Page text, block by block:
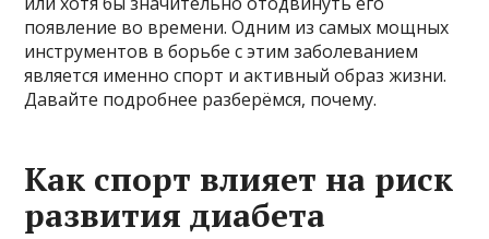
появление во времени. Одним из самых мощных
инструментов в борьбе с этим заболеванием
является именно спорт и активный образ жизни.
Давайте подробнее разберёмся, почему.
Как спорт влияет на риск
развития диабета